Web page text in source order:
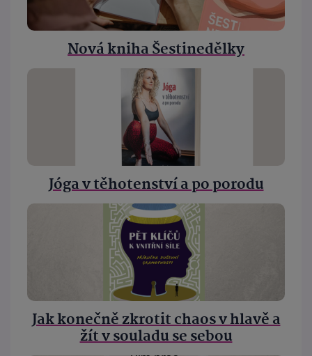
Nová kniha Šestinedělky
Jóga v těhotenství a po porodu
Jak konečně zkrotit chaos v hlavě a
žít v souladu se sebou